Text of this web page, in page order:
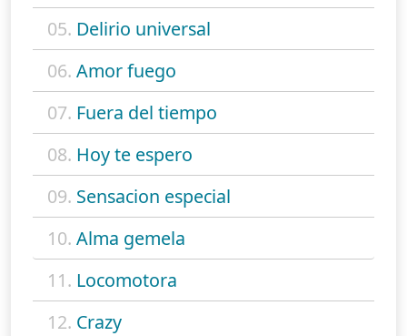
05. Delirio universal
06. Amor fuego
07. Fuera del tiempo
08. Hoy te espero
09. Sensacion especial
10. Alma gemela
11. Locomotora
12. Crazy